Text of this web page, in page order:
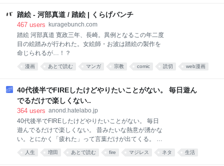
について「外国人の受け入れに関するネガティブな議
論に触れる機会が増え、社会に対する不安や不満に後
押しされる形で反対意識が強まったのではないか」と
している。 調査は抽出した対象者にライフスタイルの
変化などを継続的に尋ねるもので、今年は約3800人か
年に1回程度設けている。
踏絵 - 河部真道 / 踏絵 | くらげバンチ
467 users
kuragebunch.com
踏絵 河部真道 寛政三年、長崎。異例となるこの年二度
目の絵踏みが行われた。女絵師・お波は踏絵の製作を
命じられるが…！？
漫画 あとで読む マンガ 宗教 comic 読切 web漫画
40代後半でFIREしたけどやりたいことがない。 毎日遊ん
でるだけで楽しくない..
364 users anond.hatelabo.jp
40代後半でFIREしたけどやりたいことがない。 毎日
遊んでるだけで楽しくない。 昔みたいな熱意が湧かな
い。とにかく「疲れた」って言葉だけが出てくる。 昔
に戻って遊びまくりたい。 俺は何のために生きてるの
か分からない。
人生 増田 あとで読む fire マジレス ネタ 生活